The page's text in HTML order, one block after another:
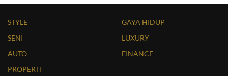
STYLE
SENI
AUTO
PROPERTI
GAYA HIDUP
LUXURY
FINANCE